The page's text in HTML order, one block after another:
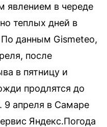
явлением в череде
теплых дней в
данным Gismeteo,
после
в пятницу и
продлятся до
9 апреля в Самаре
Яндекс.Погода